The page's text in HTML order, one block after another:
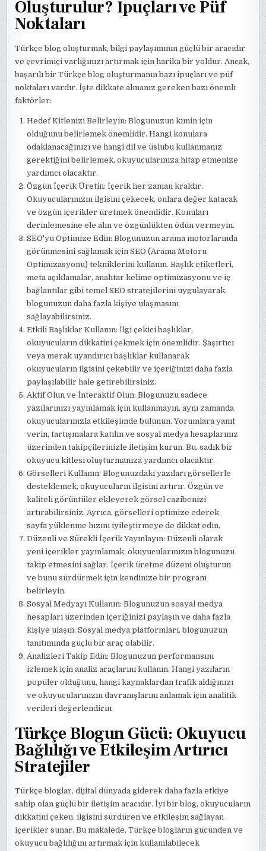
Oluşturulur? İpuçları ve Püf
Noktaları
Türkçe blog oluşturmak, bilgi paylaşımının güçlü bir aracıdır
ve çevrimiçi varlığınızı artırmak için harika bir yoldur. Ancak,
başarılı bir Türkçe blog oluşturmanın bazı ipuçları ve püf
noktaları vardır. İşte dikkate almanız gereken bazı önemli
faktörler:
Hedef Kitlenizi Belirleyin: Blogunuzun kimin için
olduğunu belirlemek önemlidir. Hangi konulara
odaklanacağınızı ve hangi dil ve üslubu kullanmanız
gerektiğini belirlemek, okuyucularınıza hitap etmenize
yardımcı olacaktır.
Özgün İçerik Üretin: İçerik her zaman kraldır.
Okuyucularınızın ilgisini çekecek, onlara değer katacak
ve özgün içerikler üretmek önemlidir. Konuları
derinlemesine ele alın ve özgünlükten ödün vermeyin.
SEO'yu Optimize Edin: Blogunuzun arama motorlarında
görünmesini sağlamak için SEO (Arama Motoru
Optimizasyonu) tekniklerini kullanın. Başlık etiketleri,
meta açıklamalar, anahtar kelime optimizasyonu ve iç
bağlantılar gibi temel SEO stratejilerini uygulayarak,
blogunuzun daha fazla kişiye ulaşmasını
sağlayabilirsiniz.
Etkili Başlıklar Kullanın: İlgi çekici başlıklar,
okuyucuların dikkatini çekmek için önemlidir. Şaşırtıcı
veya merak uyandırıcı başlıklar kullanarak
okuyucuların ilgisini çekebilir ve içeriğinizi daha fazla
paylaşılabilir hale getirebilirsiniz.
Aktif Olun ve İnteraktif Olun: Blogunuzu sadece
yazılarınızı yayınlamak için kullanmayın, aynı zamanda
okuyucularınızla etkileşimde bulunun. Yorumlara yanıt
verin, tartışmalara katılın ve sosyal medya hesaplarınız
üzerinden takipçilerinizle iletişim kurun. Bu, sadık bir
okuyucu kitlesi oluşturmanıza yardımcı olacaktır.
Görselleri Kullanın: Blogunuzdaki yazıları görsellerle
desteklemek, okuyucuların ilgisini artırır. Özgün ve
kaliteli görüntüler ekleyerek görsel cazibenizi
artırabilirsiniz. Ayrıca, görselleri optimize ederek
sayfa yüklenme hızını iyileştirmeye de dikkat edin.
Düzenli ve Sürekli İçerik Yayınlayın: Düzenli olarak
yeni içerikler yayınlamak, okuyucularınızın blogunuzu
takip etmesini sağlar. İçerik üretme düzeni oluşturun
ve bunu sürdürmek için kendinize bir program
belirleyin.
Sosyal Medyayı Kullanın: Blogunuzun sosyal medya
hesapları üzerinden içeriğinizi paylaşın ve daha fazla
kişiye ulaşın. Sosyal medya platformları, blogunuzun
tanıtımında güçlü bir araç olabilir.
Analizleri Takip Edin: Blogunuzun performansını
izlemek için analiz araçlarını kullanın. Hangi yazıların
popüler olduğunu, hangi kaynaklardan trafik aldığınızı
ve okuyucularınızın davranışlarını anlamak için analitik
verileri değerlendirin
Türkçe Blogun Gücü: Okuyucu
Bağlılığı ve Etkileşim Artırıcı
Stratejiler
Türkçe bloglar, dijital dünyada giderek daha fazla etkiye
sahip olan güçlü bir iletişim aracıdır. İyi bir blog, okuyucuların
dikkatini çeken, ilgisini sürdüren ve etkileşim sağlayan
içerikler sunar. Bu makalede, Türkçe blogların gücünden ve
okuyucu bağlılığını artırmak için kullanılabilecek